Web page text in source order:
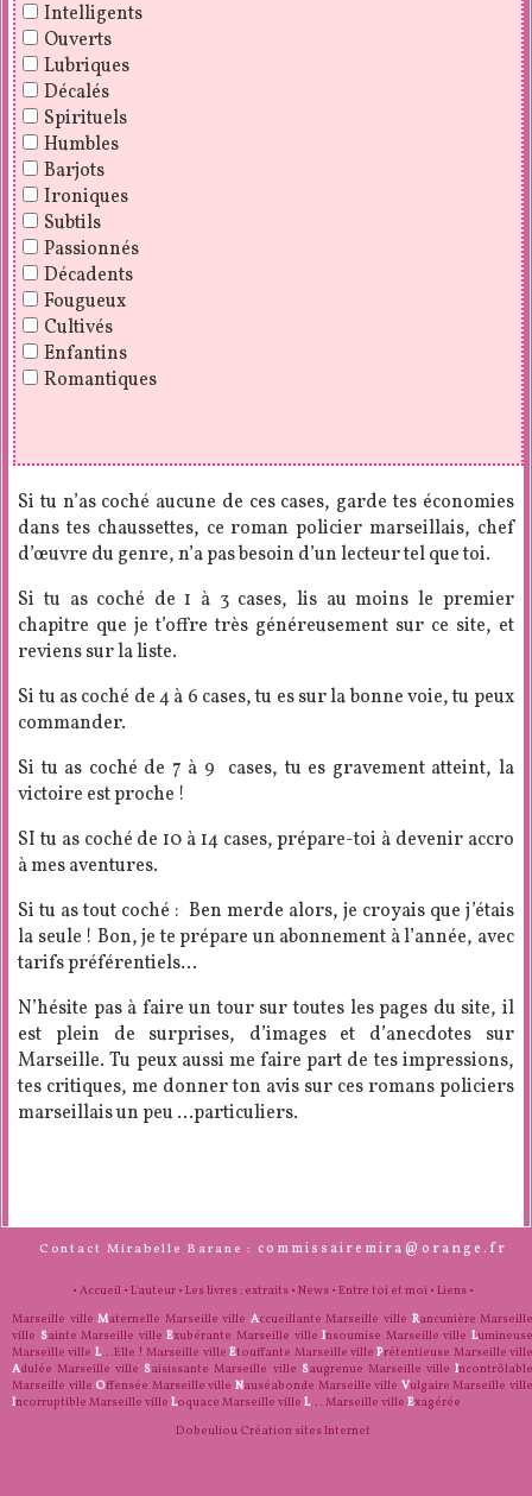
Intelligents
Ouverts
Lubriques
Décalés
Spirituels
Humbles
Barjots
Ironiques
Subtils
Passionnés
Décadents
Fougueux
Cultivés
Enfantins
Romantiques
Si tu n’as coché aucune de ces cases, garde tes économies
dans tes chaussettes, ce roman policier marseillais, chef
d’œuvre du genre, n’a pas besoin d’un lecteur tel que toi.
Si tu as coché de 1 à 3 cases, lis au moins le premier
chapitre que je t’offre très généreusement sur ce site, et
reviens sur la liste.
Si tu as coché de 4 à 6 cases, tu es sur la bonne voie, tu peux
commander.
Si tu as coché de 7 à 9 cases, tu es gravement atteint, la
victoire est proche !
SI tu as coché de 10 à 14 cases, prépare-toi à devenir accro
à mes aventures.
Si tu as tout coché : Ben merde alors, je croyais que j’étais
la seule ! Bon, je te prépare un abonnement à l’année, avec
tarifs préférentiels…
N’hésite pas à faire un tour sur toutes les pages du site, il
est plein de surprises, d’images et d’anecdotes sur
Marseille. Tu peux aussi me faire part de tes impressions,
tes critiques, me donner ton avis sur ces romans policiers
marseillais un peu …particuliers.
Contact Mirabelle Barane : commissairemira@orange.fr
• Accueil• L'auteur• Les livres : extraits• News• Entre toi et moi• Liens•
Marseille villeMaternelle Marseille ville Accueillante Marseille ville Rancunière
ville Sainte Marseille villeExubérante Marseille villeInsoumise Marseille villeL
Marseille ville L...Elle ! Marseille villeEtouffante Marseille villePrétentieuse Marseille
Adulée Marseille ville Saisissante Marseille ville Saugrenue Marseille villeI
Marseille ville Offensée Marseille villeNauséabonde Marseille ville Vulgaire Marseille
Incorruptible Marseille ville Loquace Marseille ville L... Marseille ville Exagérée
Dobeuliou Création sites Internet